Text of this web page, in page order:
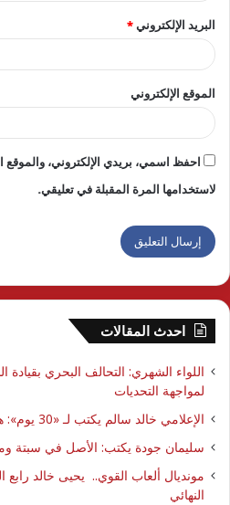
البريد الإلكتروني*
الموقع الإلكتروني
احفظ اسمي، بريدي الإلكتروني، والموقع
لاستخدامها المرة المقبلة في تعليقي.
احدث المقالات
اللواء الشهري: التحالف البحري بقيادة
لمواجهة التحديات
الإعلامي خالد سالم يكتب لـ «30 يوم»: هل نحتاج إلى وظيفة إعلامي؟
سليمان جودة يكتب: الأصل في سبتة
مونديال ألعاب القوي.. يحيى خالد رابع
النهائي